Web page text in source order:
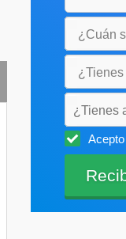
¿Tienes